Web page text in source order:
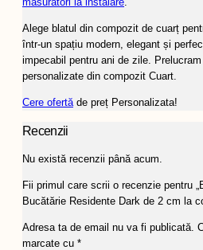
Alege blatul din compozit de cuarț
într-un spațiu modern, elegant și
impecabil pentru ani de zile.
personalizate din compozit Cuart.
Cere ofertăde preț Personalizata!
Recenzii
Nu există recenzii până acum.
Fii primul care scrii o recenzie pentru
Bucătărie Residente Dark de 2 cm la
Adresa ta de email nu va fi publicată.
marcate cu *